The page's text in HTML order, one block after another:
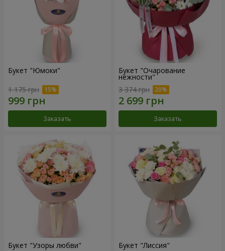
Букет "Юмоки"
1 175 грн
Заказать
Букет "Очарование
нежности"
3 374 грн
Заказать
Букет "Узоры любви" Букет "Лиссия"